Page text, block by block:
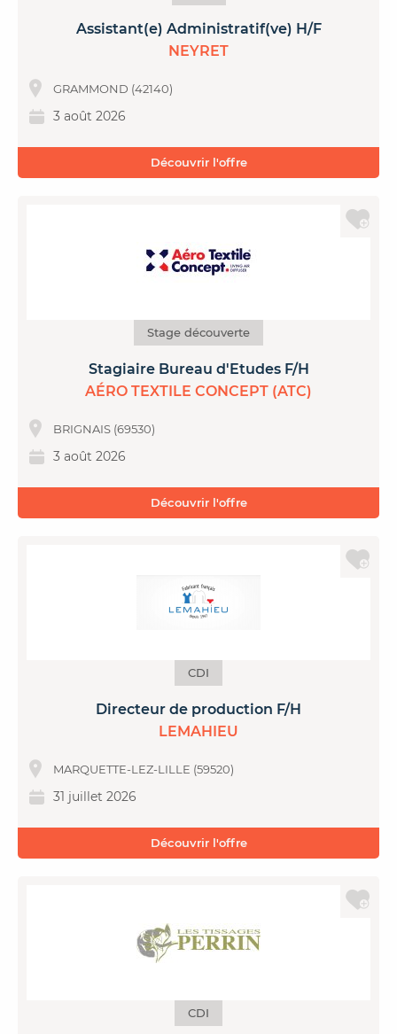
Assistant(e) Administratif(ve) H/F
NEYRET
GRAMMOND (42140)
3 août 2026
Découvrir l'offre
Stage découverte
Stagiaire Bureau d'Etudes F/H
AÉRO TEXTILE CONCEPT (ATC)
BRIGNAIS (69530)
3 août 2026
Découvrir l'offre
CDI
Directeur de production F/H
LEMAHIEU
MARQUETTE-LEZ-LILLE (59520)
31 juillet 2026
Découvrir l'offre
CDI